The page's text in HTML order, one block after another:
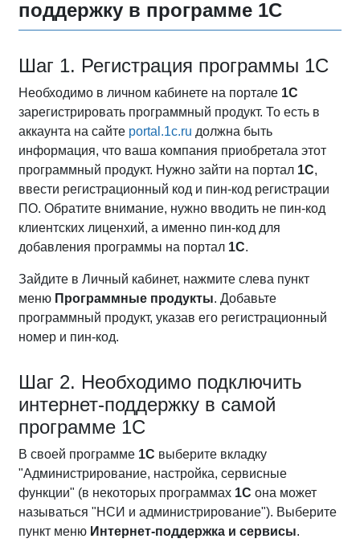
поддержку в программе 1С
Шаг 1. Регистрация программы 1С
Необходимо в личном кабинете на портале 1С
зарегистрировать программный продукт. То есть в
аккаунта на сайте portal.1c.ru должна быть
информация, что ваша компания приобретала этот
программный продукт. Нужно зайти на портал 1С,
ввести регистрационный код и пин-код регистрации
ПО. Обратите внимание, нужно вводить не пин-код
клиентских лиценхий, а именно пин-код для
добавления программы на портал 1С.
Зайдите в Личный кабинет, нажмите слева пункт
меню Программные продукты. Добавьте
программный продукт, указав его регистрационный
номер и пин-код.
Шаг 2. Необходимо подключить
интернет-поддержку в самой
программе 1С
В своей программе 1С выберите вкладку
"Администрирование, настройка, сервисные
функции" (в некоторых программах 1С она может
называться "НСИ и администрирование"). Выберите
пункт меню Интернет-поддержка и сервисы.